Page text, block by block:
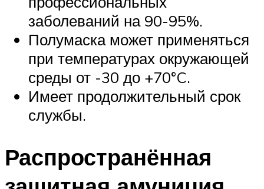
заболеваний на 90-95%.
Полумаска может применяться
при температурах окружающей
среды от -30 до +70°C.
Имеет продолжительный срок
службы.
Распространённая